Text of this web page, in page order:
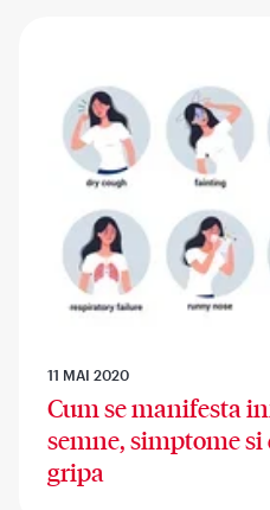
11 MAI 2020
Cum se manifesta
semne, simptome
gripa